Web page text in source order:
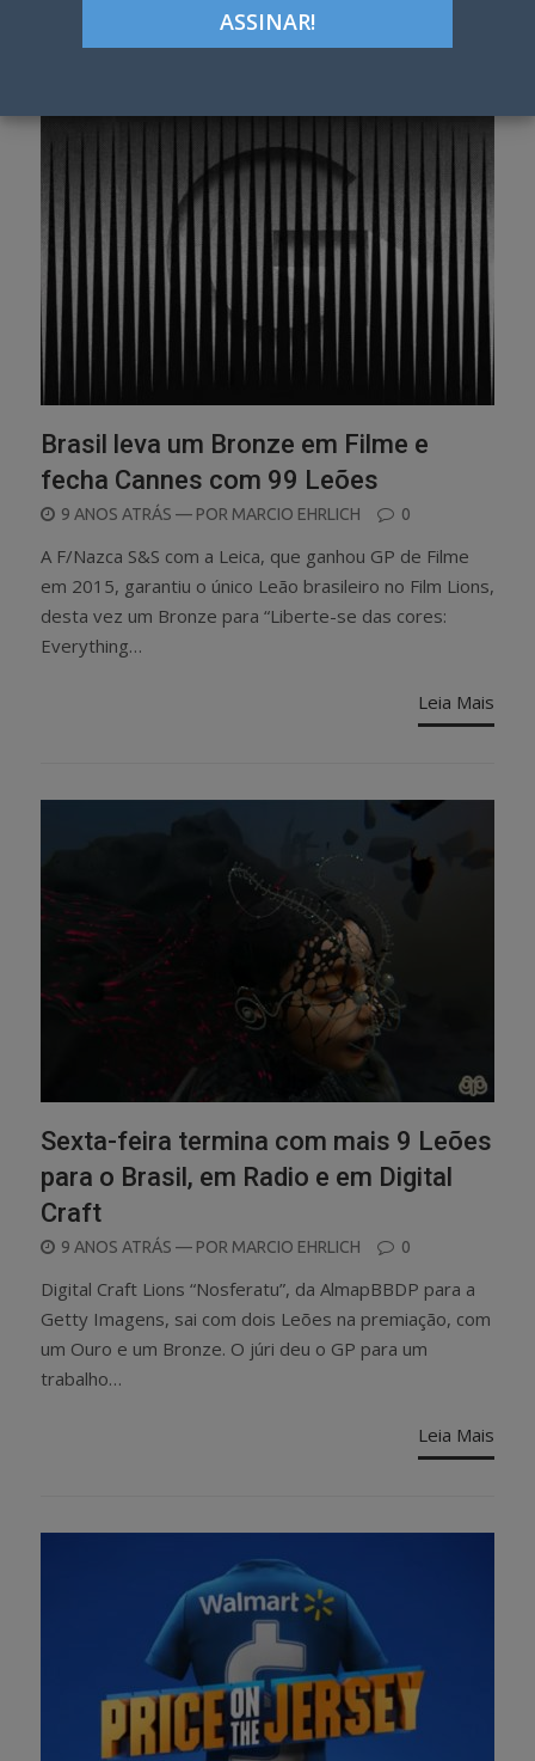
Cannes 2017
Brasil leva um Bronze em Filme e
fecha Cannes com 99 Leões
POSTED
9 ANOS ATRÁS — POR MARCIO EHRLICH 0
A F/Nazca S&S com a Leica, que ganhou GP de Filme
em 2015, garantiu o único Leão brasileiro no Film Lions,
desta vez um Bronze para “Liberte-se das cores:
Everything…
Leia Mais
Sexta-feira termina com mais 9 Leões
para o Brasil, em Radio e em Digital
Craft
POSTED
9 ANOS ATRÁS — POR MARCIO EHRLICH 0
Digital Craft Lions “Nosferatu”, da AlmapBBDP para a
Getty Imagens, sai com dois Leões na premiação, com
um Ouro e um Bronze. O júri deu o GP para um
trabalho…
Leia Mais